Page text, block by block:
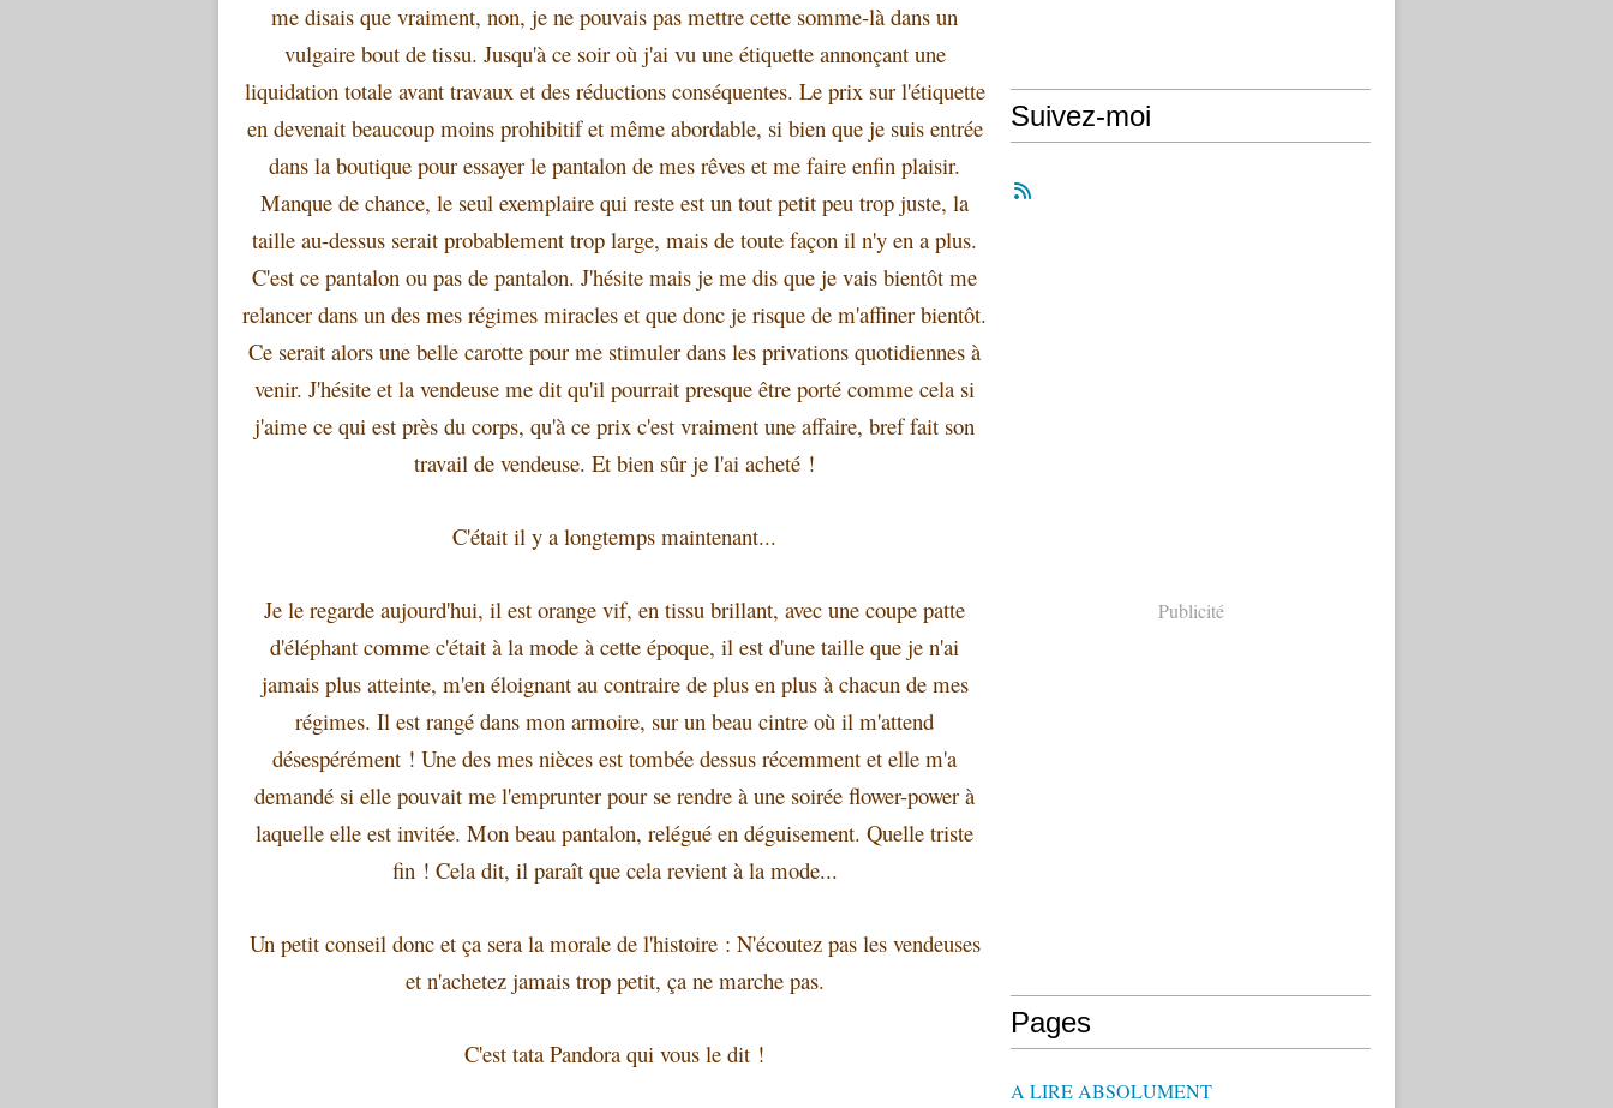
me disais que vraiment, non, je ne pouvais pas mettre cette somme-là dans un
vulgaire bout de tissu. Jusqu'à ce soir où j'ai vu une étiquette annonçant une
liquidation totale avant travaux et des réductions conséquentes. Le prix sur l'étiquette
en devenait beaucoup moins prohibitif et même abordable, si bien que je suis entrée
dans la boutique pour essayer le pantalon de mes rêves et me faire enfin plaisir.
Manque de chance, le seul exemplaire qui reste est un tout petit peu trop juste, la
taille au-dessus serait probablement trop large, mais de toute façon il n'y en a plus.
C'est ce pantalon ou pas de pantalon. J'hésite mais je me dis que je vais bientôt me
relancer dans un des mes régimes miracles et que donc je risque de m'affiner bientôt.
Ce serait alors une belle carotte pour me stimuler dans les privations quotidiennes à
venir. J'hésite et la vendeuse me dit qu'il pourrait presque être porté comme cela si
j'aime ce qui est près du corps, qu'à ce prix c'est vraiment une affaire, bref fait son
travail de vendeuse. Et bien sûr je l'ai acheté !
C'était il y a longtemps maintenant...
Je le regarde aujourd'hui, il est orange vif, en tissu brillant, avec une coupe patte
d'éléphant comme c'était à la mode à cette époque, il est d'une taille que je n'ai
jamais plus atteinte, m'en éloignant au contraire de plus en plus à chacun de mes
régimes. Il est rangé dans mon armoire, sur un beau cintre où il m'attend
désespérément ! Une des mes nièces est tombée dessus récemment et elle m'a
demandé si elle pouvait me l'emprunter pour se rendre à une soirée flower-power à
laquelle elle est invitée. Mon beau pantalon, relégué en déguisement. Quelle triste
fin ! Cela dit, il paraît que cela revient à la mode...
Un petit conseil donc et ça sera la morale de l'histoire : N'écoutez pas les vendeuses
et n'achetez jamais trop petit, ça ne marche pas.
C'est tata Pandora qui vous le dit !
Suivez-moi
Publicité
Pages
A LIRE ABSOLUMENT